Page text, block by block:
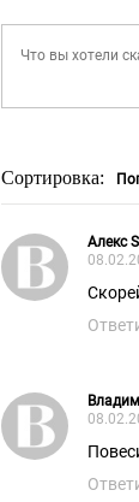
Сортировка:
Алекс